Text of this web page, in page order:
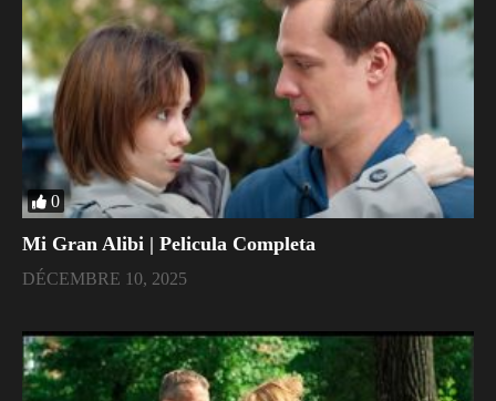
0
Mi Gran Alibi | Pelicula Completa
DÉCEMBRE 10, 2025